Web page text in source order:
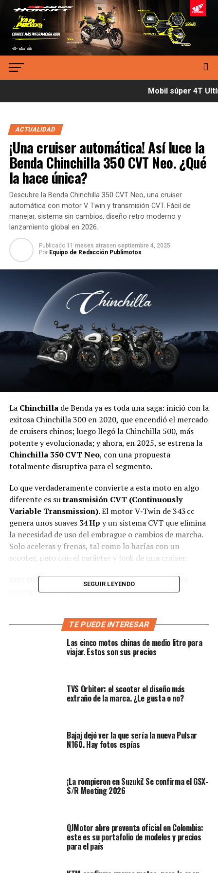
Mobil súper 4T
ACTUALIDAD
¡Una cruiser automática! Así luce la
Benda Chinchilla 350 CVT Neo. ¿Qué
la hace única?
Descubre la Benda Chinchilla 350 CVT Neo, una cruiser
automática con motor V Twin y transmisión CVT. Fácil de
manejar, sistema sin cambios, diseño retro moderno y
lanzamiento global en 2026.
Publicado 11 meses atrasen septiembre 4, 2025
Por Equipo de Redacción Publimotos
La Chinchillade Benda ya es toda una saga: inició con la
exitosa Chinchilla 300 en 2020, que encendió el mercado
de cruisers chinos; luego llegó la Chinchilla 500, más
potente y evolucionada; y ahora, en 2025, se estrena la
Chinchilla 350 CVT Neo, con una propuesta
totalmente disruptiva para el segmento.
Lo que verdaderamente convierte a esta moto en algo
diferente es sutransmisión CVT (Continuously
Variable Transmission). El motor V‑Twin de 343 cc
genera unos suaves 34 Hp y un sistema CVT que elimina
la necesidad de uso del embrague o cambios de marcha.
Solo aceleras y frenas, tal como lo harías con un
scooter, pero con el carácter y look de una cruiser.
Este enfoque no solo simplifica la conducción para
principiantes o quienes llegan del mundo de los
todos los motoristas.
¡Exquisita y poderosa! Richard Mille RMB01, la
¿Cómo sería la moto Benda?
La Chinchilla 350 CVT Neo se destaca por su diseño
SEGUIR LEYENDO
TE PUEDE INTERESAR
Las cinco motos chinas de medio litro para
viajar. Estos son sus precios
TVS Orbiter: el scooter el diseño más
extraño de la marca. ¿Le gusta o no?
Bajaj dejó ver la que sería la nueva Pulsar
N160. Hay fotos espías
¡La rompieron en Suzuki! Se confirma el GSX-
S/R Meeting 2026
QJMotor abre preventa oficial en Colombia:
este es su portafolio de modelos y precios
para el país